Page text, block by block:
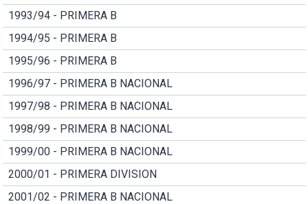
1993/94 - PRIMERA B
1994/95 - PRIMERA B
1995/96 - PRIMERA B
1996/97 - PRIMERA B NACIONAL
1997/98 - PRIMERA B NACIONAL
1998/99 - PRIMERA B NACIONAL
1999/00 - PRIMERA B NACIONAL
2000/01 - PRIMERA DIVISION
2001/02 - PRIMERA B NACIONAL